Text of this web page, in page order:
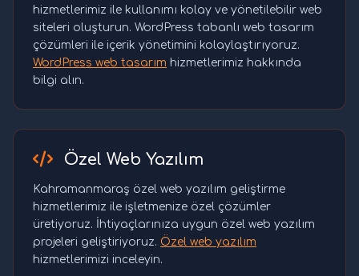
hizmetlerimiz ile kullanımı kolay ve yönetilebilir web
siteleri oluşturun. WordPress tabanlı web tasarım
çözümleri ile içerik yönetimini kolaylaştırıyoruz.
WordPress web tasarım hizmetlerimiz hakkında
bilgi alın.
Özel Web Yazılım
Kahramanmaraş özel web yazılım geliştirme
hizmetlerimiz ile işletmenize özel çözümler
üretiyoruz. İhtiyaçlarınıza uygun özel web yazılım
projeleri geliştiriyoruz. Özel web yazılım
hizmetlerimizi inceleyin.